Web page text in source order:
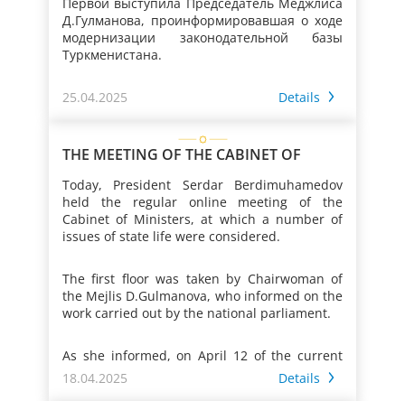
Д.Гулманова, проинформировавшая о ходе
модернизации законодательной базы
Туркменистана.
Как сообщалось, руководствуясь
экономическому развитию страны и
общепринятыми нормами международного
права, осуществляется разработка
законопроектов, связанных с защитой
прав, свобод и законных интересов
человека, совершенствованием
гражданско-правовых отношений и
собственности, таможенными вопросами, а
также с законодательным обеспечением
отраслей экономики и различными
В рамках укрепления взаимодействия с
представители Меджлиса приняли участие
в проведённых соответствующими
учреждениями страны совместно со
встречах, в ходе которых обсуждены
вопросы законотворческой деятельности.
Народные избранники ведут
25.04.2025 Details
THE MEETING OF THE CABINET OF
Today, President Serdar Berdimuhamedov
held the regular online meeting of the
Cabinet of Ministers, at which a number of
issues of state life were considered.
The first floor was taken by Chairwoman of
the Mejlis D.Gulmanova, who informed on the
work carried out by the national parliament.
As she informed, on April 12 of the current
year the eighth session of the Mejlis of the
18.04.2025 Details